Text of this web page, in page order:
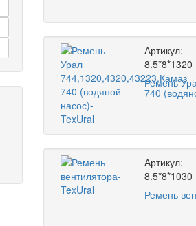
Артикул:
8.5*8*1320
Ремень
740
Артикул:
8.5*8*1030
Ремень